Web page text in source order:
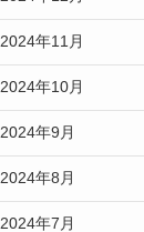
2024年11月
2024年10月
2024年9月
2024年8月
2024年7月